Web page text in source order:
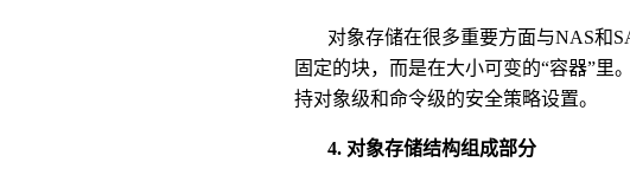
对象存储在很多重要方面与NAS和
固定的块，而是在大小可变的“容器”里
持对象级和命令级的安全策略设置。
4. 对象存储结构组成部分